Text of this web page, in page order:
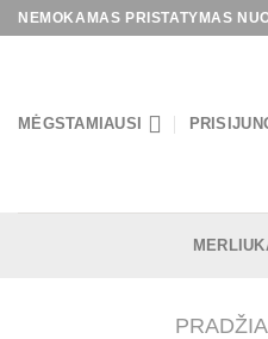
Skip
NEMOKAMAS PRISTATYMAS
MĖGSTAMIAUSI
PRADŽIA